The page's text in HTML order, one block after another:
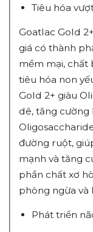
Tiêu hóa
Goatlac Gold
giá có thành
mềm mại, chất
tiêu hóa non
Gold 2+ giàu
dê, tăng cường
đường ruột,
mạnh và tăng
phần chất xơ
phòng ngừa và
Phát triển